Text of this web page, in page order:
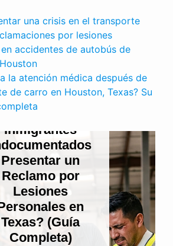
una crisis en el transporte
por lesiones
accidentes de autobús de
la atención médica después de
de carro en Houston, Texas? Su
LESIONES PERSONALES
¿Pueden los
Inmigrantes
Presentar un
Reclamo por
Lesiones
en
Texas? (Guía
Completa)